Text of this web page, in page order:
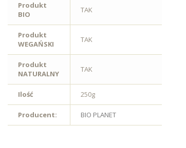
Produkt
BIO
TAK
Produkt
WEGAŃSKI
TAK
Produkt
NATURALNY
TAK
Ilość 250g
Producent: BIO PLANET